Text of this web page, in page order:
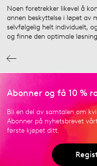
Noen foretrekker likevel å
annen beskyttelse i løpet av
selvfølgelig helt individuelt,
og finne den optimale
Abonner og få 10 %
Bli en del av samtalen om
Abonner på nyhetsbrevet
første kjøpet ditt.